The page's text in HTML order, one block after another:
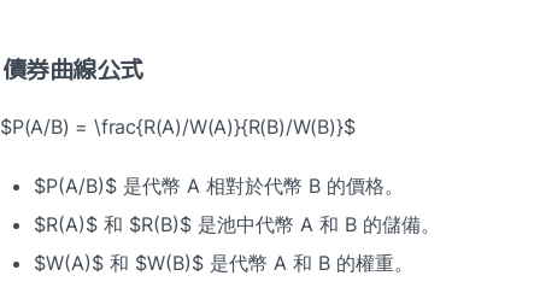
債券曲線公式
$P(A/B) = \frac{R(A)/W(A)}{R(B)/W(B)}$
$P(A/B)$ 是代幣 A 相對於代幣 B 的價格。
$R(A)$ 和 $R(B)$ 是池中代幣 A 和 B 的儲備。
$W(A)$ 和 $W(B)$ 是代幣 A 和 B 的權重。